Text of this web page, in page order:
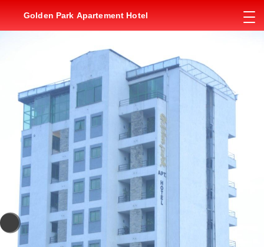
Golden Park Apartement Hotel